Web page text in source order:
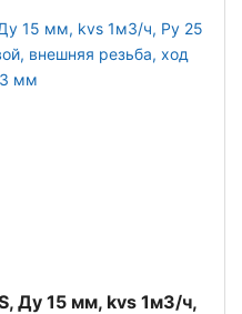
Ду 15 мм, kvs 1м3/ч,